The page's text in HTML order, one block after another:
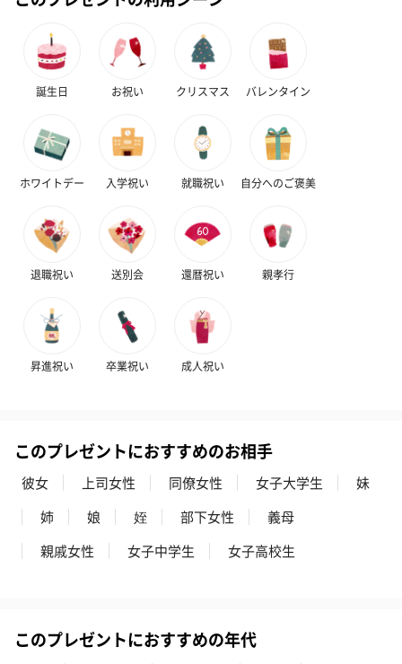
誕生日 お祝い クリスマス バレンタイン
ホワイトデー 入学祝い 就職祝い 自分へのご褒美
退職祝い 送別会 還暦祝い 親孝行
昇進祝い 卒業祝い 成人祝い
このプレゼントにおすすめのお相手
彼女 上司女性 同僚女性 女子大学生
妹
姉
娘 姪 部下女性
義母
親戚女性
女子中学生 女子高校生
このプレゼントにおすすめの年代